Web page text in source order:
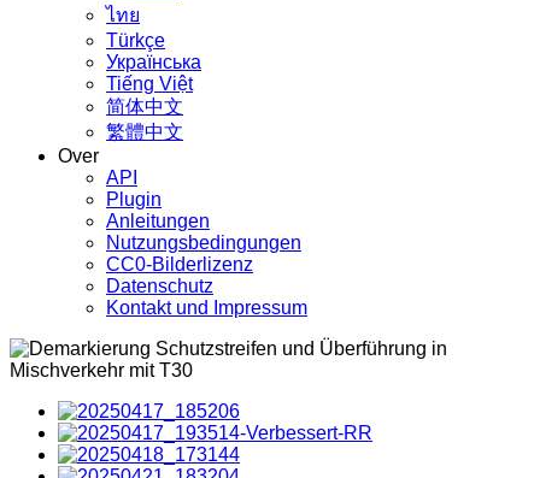
ไทย
Türkçe
Українська
Tiếng Việt
简体中文
繁體中文
Over
API
Plugin
Anleitungen
Nutzungsbedingungen
CC0-Bilderlizenz
Datenschutz
Kontakt und Impressum